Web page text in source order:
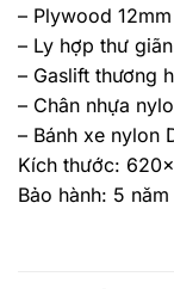
– Plywood 12mm
– Ly hợp thư
– Gaslift thương
– Chân nhựa
– Bánh xe nylon
Kích thước:
Bảo hành: 5 năm